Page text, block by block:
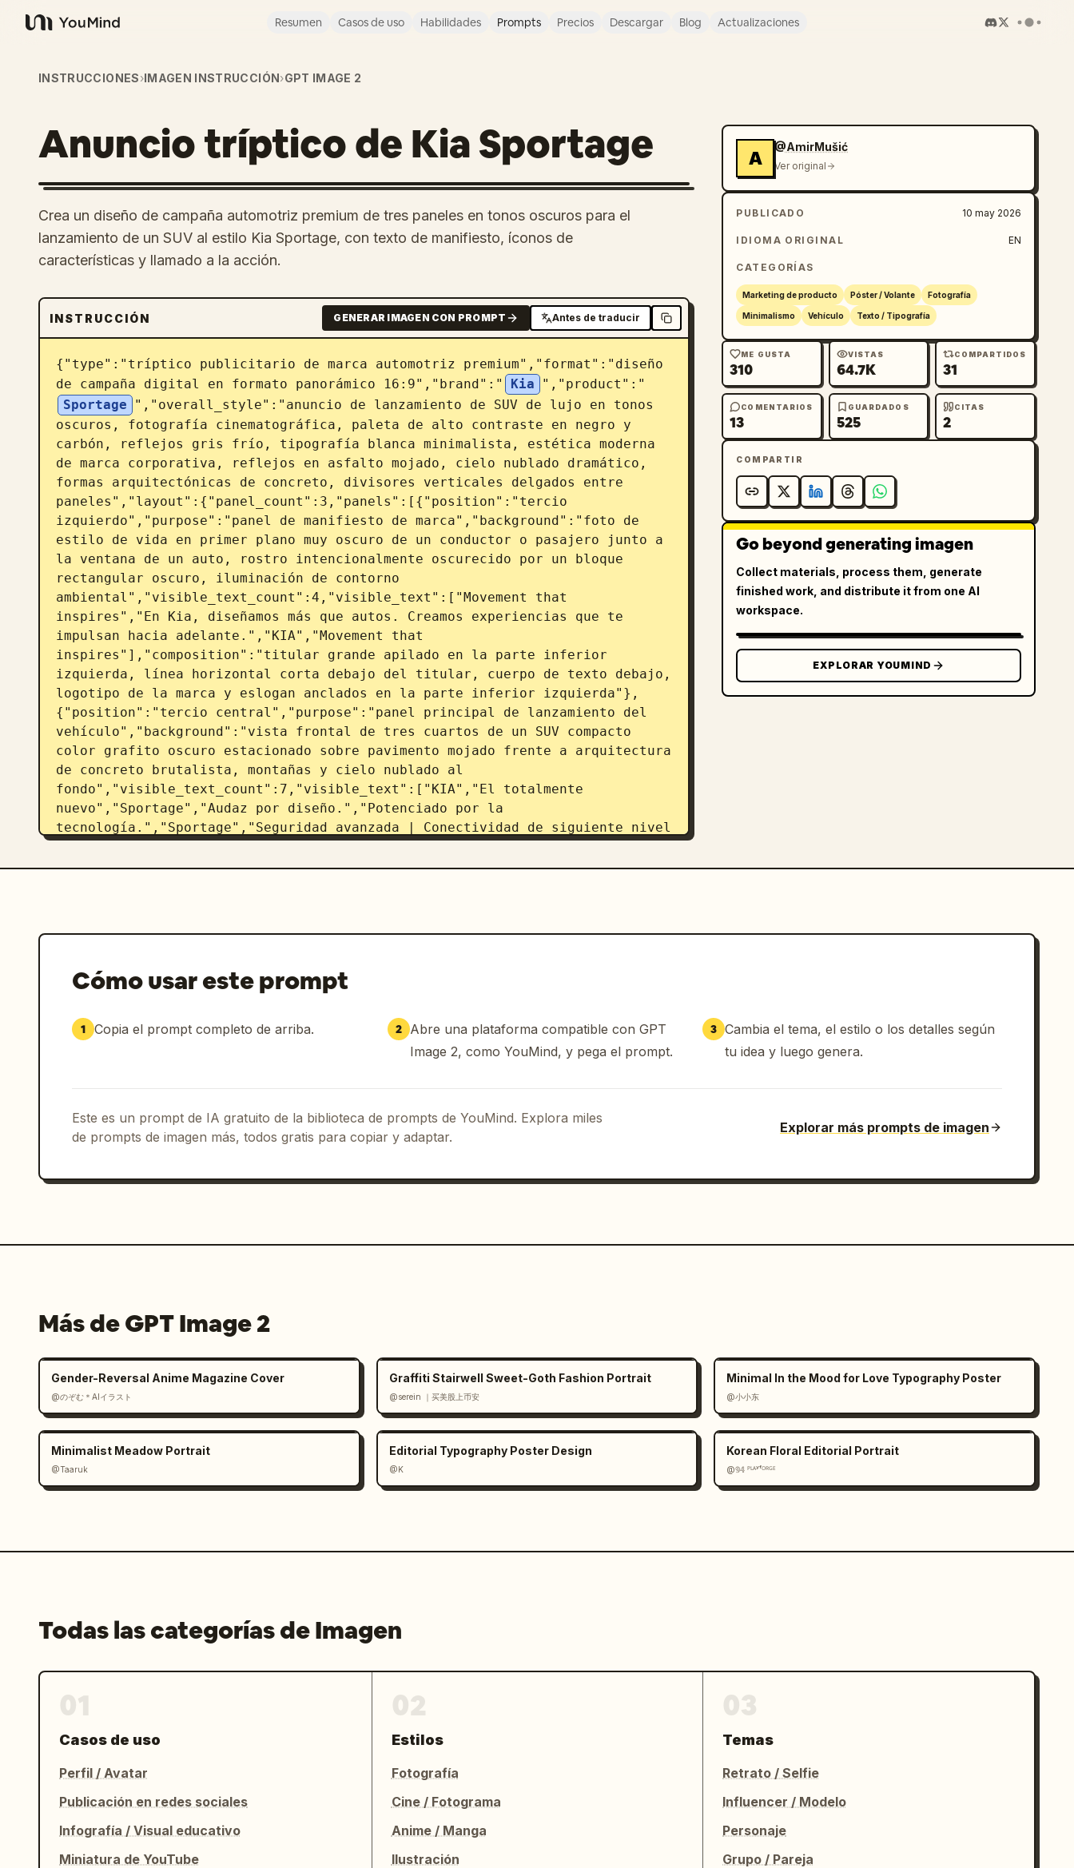
YouMind
Resumen Casos de uso Habilidades Prompts Precios Descargar Blog Actualizaciones
INSTRUCCIONES›IMAGEN INSTRUCCIÓN›GPT IMAGE 2
Anuncio tríptico de Kia Sportage
Crea un diseño de campaña automotriz premium de tres paneles en tonos oscuros para el
lanzamiento de un SUV al estilo Kia Sportage, con texto de manifiesto, íconos de
características y llamado a la acción.
INSTRUCCIÓN GENERAR IMAGEN CON PROMPT Antes de traducir
{"type":"tríptico publicitario de marca automotriz premium","format":"diseño
de campaña digital en formato panorámico 16:9","brand":"
Kia
","product":"
Sportage
","overall_style":"anuncio de lanzamiento de SUV de lujo en tonos
oscuros, fotografía cinematográfica, paleta de alto contraste en negro y
carbón, reflejos gris frío, tipografía blanca minimalista, estética moderna
de marca corporativa, reflejos en asfalto mojado, cielo nublado dramático,
formas arquitectónicas de concreto, divisores verticales delgados entre
paneles","layout":{"panel_count":3,"panels":[{"position":"tercio
izquierdo","purpose":"panel de manifiesto de marca","background":"foto de
estilo de vida en primer plano muy oscuro de un conductor o pasajero junto a
la ventana de un auto, rostro intencionalmente oscurecido por un bloque
rectangular oscuro, iluminación de contorno
ambiental","visible_text_count":4,"visible_text":["Movement that
inspires","En Kia, diseñamos más que autos. Creamos experiencias que te
impulsan hacia adelante.","KIA","Movement that
inspires"],"composition":"titular grande apilado en la parte inferior
izquierda, línea horizontal corta debajo del titular, cuerpo de texto debajo,
logotipo de la marca y eslogan anclados en la parte inferior izquierda"},
{"position":"tercio central","purpose":"panel principal de lanzamiento del
vehículo","background":"vista frontal de tres cuartos de un SUV compacto
color grafito oscuro estacionado sobre pavimento mojado frente a arquitectura
de concreto brutalista, montañas y cielo nublado al
fondo","visible_text_count":7,"visible_text":["KIA","El totalmente
nuevo","Sportage","Audaz por diseño.","Potenciado por la
tecnología.","Sportage","Seguridad avanzada | Conectividad de siguiente nivel
sostenible"],"feature_icon_count":4,"feature_icons":["ícono de escudo con
en la parte inferior, cuatro íconos de características espaciados
delgadas"},{"position":"tercio derecho","purpose":"panel de detalles traseros
y llamado a la acción","background":"vista recortada de tres cuartos trasera
del mismo SUV oscuro, luz trasera roja brillante, escena de carretera oscura
contigo en cada kilómetro del camino.","Descubre
más","kia.com","KIA"],"ui_element_count":1,"ui_elements":["botón circular con
blanco nítido, titulares grandes y en negrita, cuerpo de texto más pequeño y
brillante, faros LED angulares, rines negros, rieles de techo, placa Sportage
derecho","custom_text":{"left_headline":" Movement that inspires
","center_headline":" El totalmente nuevo Sportage ","right_headline":"
Diseñado para lo que viene.
"},"rendering":"fotografía automotriz comercial
fotorrealista combinada con diseño gráfico pulido, detalles nítidos, calidad
de folleto premium, sin paneles adicionales, sin errores ortográficos, sin
desorden"}
A
@AmirMušić
Ver original
PUBLICADO 10 may 2026
IDIOMA ORIGINAL EN
CATEGORÍAS
Marketing de producto Póster / Volante Fotografía
Minimalismo Vehículo Texto / Tipografía
ME GUSTA
310
VISTAS
64.7K
COMPARTIDOS
31
COMENTARIOS
13
GUARDADOS
525
CITAS
2
COMPARTIR
Go beyond generating imagen
Collect materials, process them, generate
finished work, and distribute it from one AI
workspace.
EXPLORAR YOUMIND
Cómo usar este prompt
1 Copia el prompt completo de arriba. 2 Abre una plataforma compatible con GPT
Image 2, como YouMind, y pega el prompt.
3 Cambia el tema, el estilo o los detalles según
tu idea y luego genera.
Este es un prompt de IA gratuito de la biblioteca de prompts de YouMind. Explora miles
de prompts de imagen más, todos gratis para copiar y adaptar.
Explorar más prompts de imagen
Más de GPT Image 2
Gender-Reversal Anime Magazine Cover
@のぞむ＊AIイラスト
Graffiti Stairwell Sweet-Goth Fashion Portrait
@serein ｜买美股上币安
Minimal In the Mood for Love Typography Poster
@小小东
Minimalist Meadow Portrait
@Taaruk
Editorial Typography Poster Design
@K
Korean Floral Editorial Portrait
@𝟡𝟜 ᴾᴸᴬʸᶠᴼᴿᴳᴱ
Todas las categorías de Imagen
Casos de uso
Perfil / Avatar
Publicación en redes sociales
Infografía / Visual educativo
Miniatura de YouTube
Estilos
Fotografía
Cine / Fotograma
Anime / Manga
Ilustración
Temas
Retrato / Selfie
Influencer / Modelo
Personaje
Grupo / Pareja